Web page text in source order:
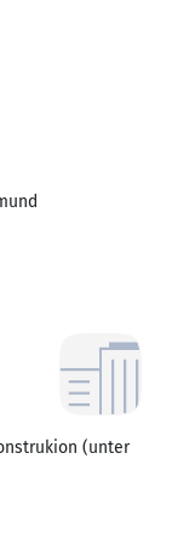
(unter